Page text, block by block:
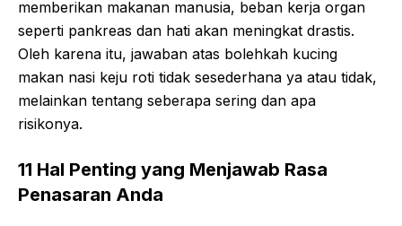
memberikan makanan manusia, beban kerja organ
seperti pankreas dan hati akan meningkat drastis.
Oleh karena itu, jawaban atas bolehkah kucing
makan nasi keju roti tidak sesederhana ya atau tidak,
melainkan tentang seberapa sering dan apa
risikonya.
11 Hal Penting yang Menjawab Rasa
Penasaran Anda